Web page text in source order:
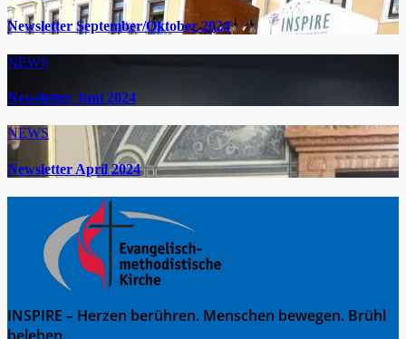
Newsletter September/Oktober 2024
NEWS
Newsletter Juni 2024
NEWS
Newsletter April 2024
INSPIRE – Herzen berühren. Menschen bewegen. Brühl